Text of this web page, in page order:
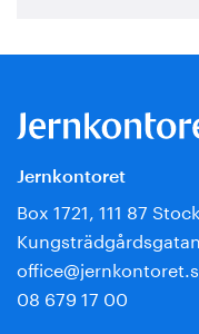
Jernkontoret
Box 1721, 111 87
08 679 17 00